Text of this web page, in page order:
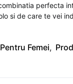
perfecta
si de care te vei
Femei,